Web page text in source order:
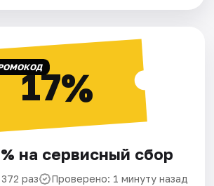
17%
на сервисный сбор
раз Проверено: 1 минуту назад